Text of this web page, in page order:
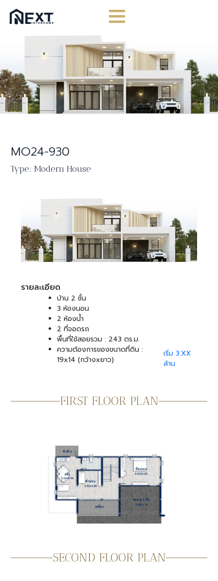
MO24-930
Type: Modern House
รายละเอียด
บ้าน 2 ชั้น
3 ห้องนอน
2 ห้องน้ำ
2 ที่จอดรถ
พื้นที่ใช้สอยรวม : 243 ตร.ม.
ความต้องการของขนาดที่ดิน :
19x14 (กว้างxยาว)
เริ่ม 3.XX
ล้าน
FIRST FLOOR PLAN
SECOND FLOOR PLAN